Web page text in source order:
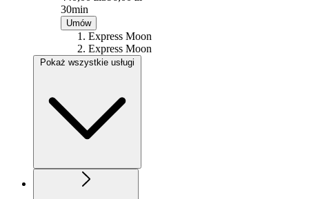
30min
Umów
Express Moon
Express Moon